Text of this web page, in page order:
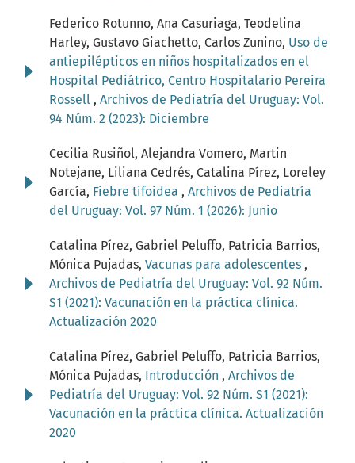
Federico Rotunno, Ana Casuriaga, Teodelina
Harley, Gustavo Giachetto, Carlos Zunino, Uso de
antiepilépticos en niños hospitalizados en el
Hospital Pediátrico, Centro Hospitalario Pereira
Rossell , Archivos de Pediatría del Uruguay: Vol.
94 Núm. 2 (2023): Diciembre
Cecilia Rusiñol, Alejandra Vomero, Martin
Notejane, Liliana Cedrés, Catalina Pírez, Loreley
García, Fiebre tifoidea , Archivos de Pediatría
del Uruguay: Vol. 97 Núm. 1 (2026): Junio
Catalina Pírez, Gabriel Peluffo, Patricia Barrios,
Mónica Pujadas, Vacunas para adolescentes ,
Archivos de Pediatría del Uruguay: Vol. 92 Núm.
S1 (2021): Vacunación en la práctica clínica.
Actualización 2020
Catalina Pírez, Gabriel Peluffo, Patricia Barrios,
Mónica Pujadas, Introducción , Archivos de
Pediatría del Uruguay: Vol. 92 Núm. S1 (2021):
Vacunación en la práctica clínica. Actualización
2020